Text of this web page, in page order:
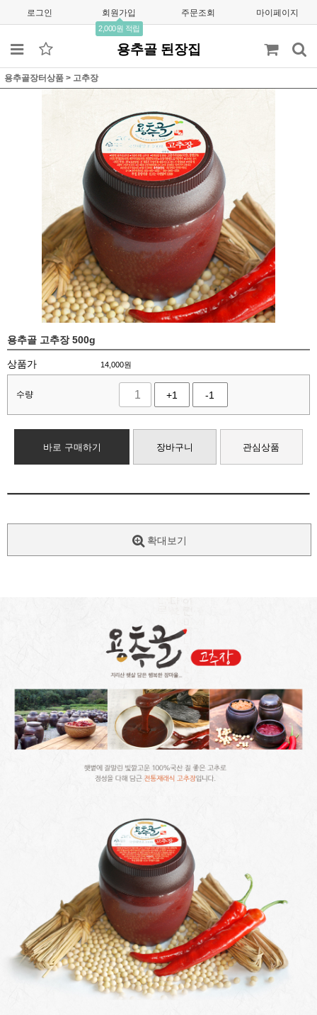
로그인 회원가입
2,000원 적립
주문조회 마이페이지
용추골 된장집
용추골장터상품 > 고추장
용추골 고추장 500g
상품가 14,000원
수량 +1 -1
바로 구매하기 장바구니 관심상품
확대보기